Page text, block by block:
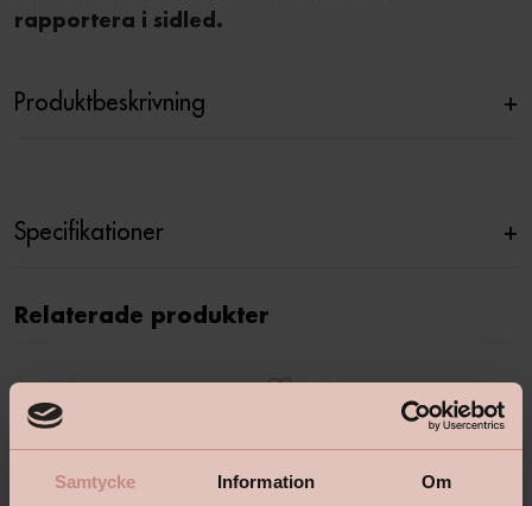
Samtycke Information Om
rapportera i sidled.
Produktbeskrivning +
Specifikationer +
Relaterade produkter